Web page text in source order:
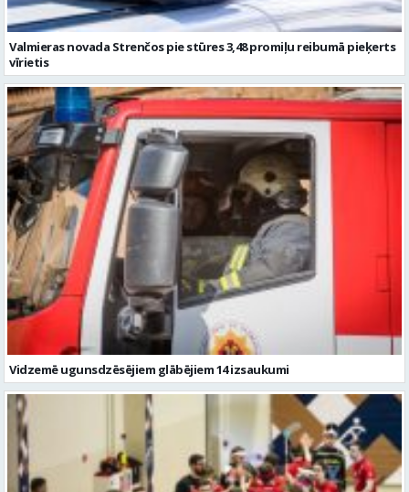
Valmieras novada Strenčos pie stūres 3,48 promiļu reibumā pieķerts
vīrietis
Vidzemē ugunsdzēsējiem glābējiem 14 izsaukumi